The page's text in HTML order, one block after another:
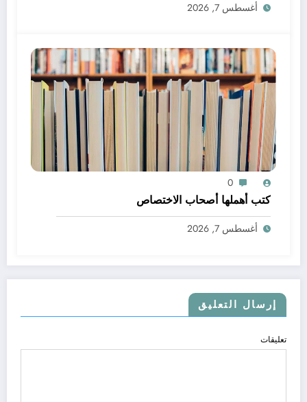
أغسطس 7, 2026
0
كتب أهملها أصحاب الاختصاص
أغسطس 7, 2026
إرسال التعليق
تعليقات